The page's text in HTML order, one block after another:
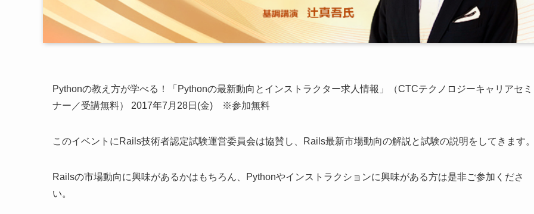
Pythonの教え方が学べる！「Pythonの最新動向とインストラクター求人情報」（CTCテクノロジーキャリアセミ
ナー／受講無料） 2017年7月28日(金) ※参加無料
このイベントにRails技術者認定試験運営委員会は協賛し、Rails最新市場動向の解説と試験の説明をしてきます
Railsの市場動向に興味があるかはもちろん、Pythonやインストラクションに興味がある方は是非ご参加くださ
い。